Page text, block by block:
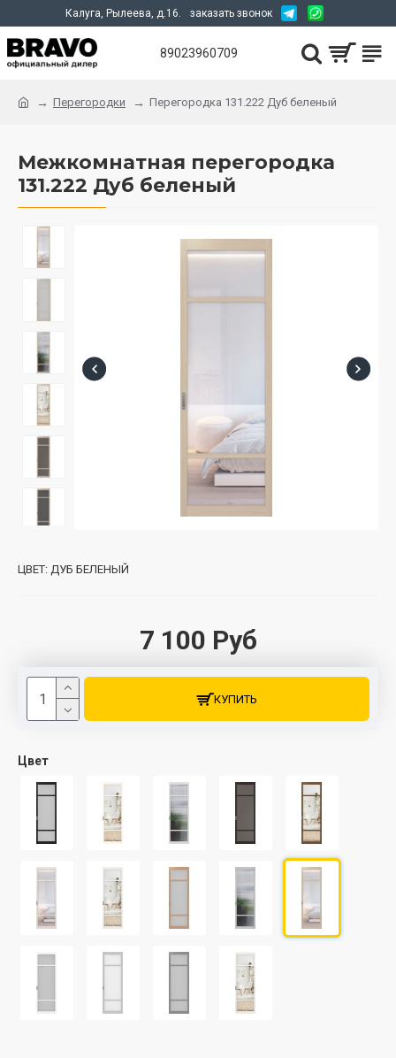
Калуга, Рылеева, д.16. заказать звонок
89023960709
Перегородки Перегородка 131.222 Дуб беленый
Межкомнатная перегородка
131.222 Дуб беленый
7 100 Руб
ЦВЕТ: ДУБ БЕЛЕНЫЙ
Цвет
КУПИТЬ